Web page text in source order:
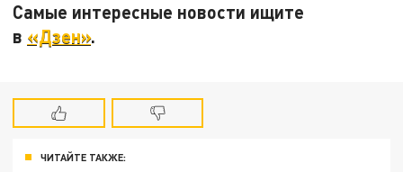
Самые интересные новости ищите
в «Дзен».
ЧИТАЙТЕ ТАКЖЕ: